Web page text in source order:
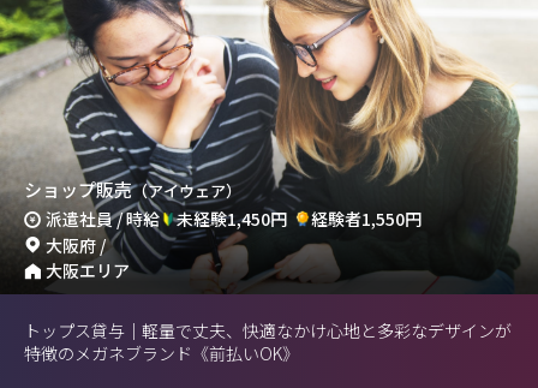
ショップ販売（アイウェア）
派遣社員 / 時給 未経験1,450円
経験者1,550円
大阪府 /
大阪エリア
トップス貸与｜軽量で丈夫、快適なかけ心地と多彩なデザインが
特徴のメガネブランド《前払いOK》